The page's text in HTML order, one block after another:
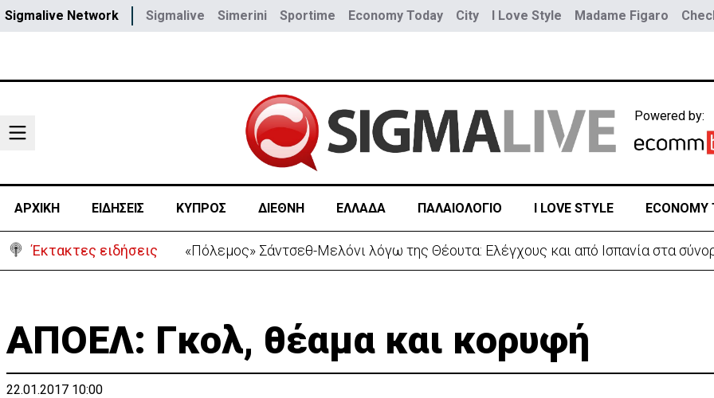
Sigmalive Network Sigmalive Simerini Sportime Economy Today City I Love Style Madame Figaro
Powered by:
ΑΡΧΙΚΗ ΕΙΔΗΣΕΙΣ ΚΥΠΡΟΣ ΔΙΕΘΝΗ ΕΛΛΑΔΑ ΠΑΛΑΙΟΛΟΓΙΟ I LOVE STYLE ECONOMY
Έκτακτες ειδήσεις 30 χρόνια από τις δολοφονίες Ισαάκ-Σολωμού-Εκδήλωση μνήμης απόψε στο
ΑΠΟΕΛ: Γκολ, θέαμα και κορυφή
22.01.2017 10:00